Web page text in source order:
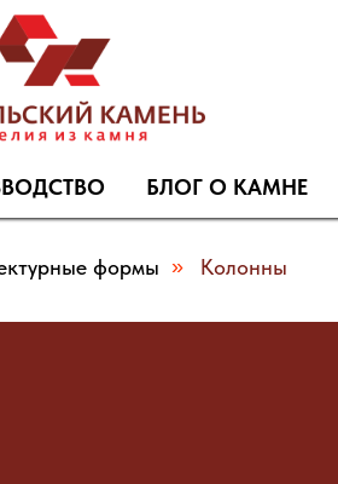
БЛОГ О КАМНЕ
формы » Колонны